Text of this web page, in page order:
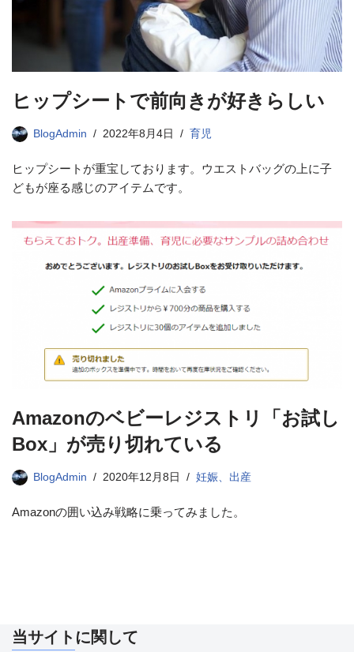
ヒップシートで前向きが好きらしい
BlogAdmin 2022年8月4日 育児
ヒップシートが重宝しております。ウエストバッグの上に子
どもが座る感じのアイテムです。
Amazonのベビーレジストリ「お試し
Box」が売り切れている
BlogAdmin 2020年12月8日 妊娠、出産
Amazonの囲い込み戦略に乗ってみました。
当サイトに関して